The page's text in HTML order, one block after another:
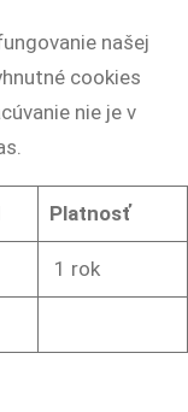
našej
cookies
nie je v
Platnosť
1 rok